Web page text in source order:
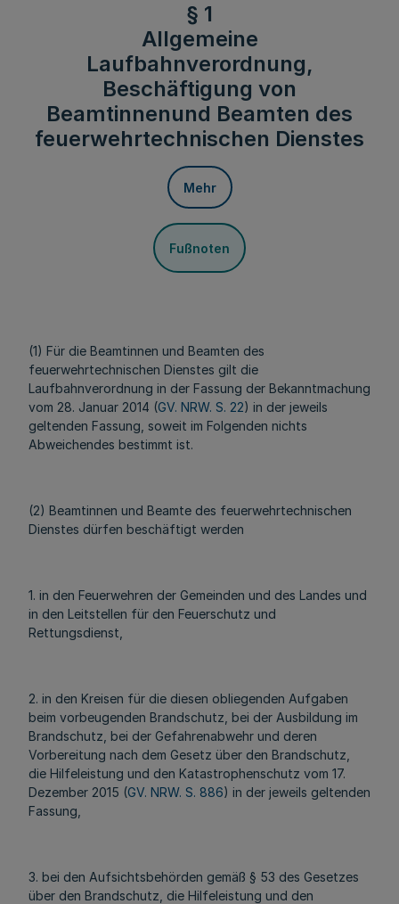
§ 1
Allgemeine
Laufbahnverordnung,
Beschäftigung von
Beamtinnenund Beamten des
feuerwehrtechnischen Dienstes
Mehr
Fußnoten
(1) Für die Beamtinnen und Beamten des
feuerwehrtechnischen Dienstes gilt die
Laufbahnverordnung in der Fassung der Bekanntmachung
vom 28. Januar 2014 (GV. NRW. S. 22) in der jeweils
geltenden Fassung, soweit im Folgenden nichts
Abweichendes bestimmt ist.
(2) Beamtinnen und Beamte des feuerwehrtechnischen
Dienstes dürfen beschäftigt werden
1. in den Feuerwehren der Gemeinden und des Landes und
in den Leitstellen für den Feuerschutz und
Rettungsdienst,
2. in den Kreisen für die diesen obliegenden Aufgaben
beim vorbeugenden Brandschutz, bei der Ausbildung im
Brandschutz, bei der Gefahrenabwehr und deren
Vorbereitung nach dem Gesetz über den Brandschutz,
die Hilfeleistung und den Katastrophenschutz vom 17.
Dezember 2015 (GV. NRW. S. 886) in der jeweils geltenden
Fassung,
3. bei den Aufsichtsbehörden gemäß § 53 des Gesetzes
über den Brandschutz, die Hilfeleistung und den